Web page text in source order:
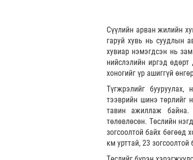
Сүүлийн арван жилийн
гаруй хувь нь суудлын
хувиар нэмэгдсэн нь
нийслэлийн иргэд
хоногийг үр ашиггүй
Түгжрэлийг бууруулах,
тээврийн шинэ төрлийг
тавин ажиллаж байна.
төлөвлөсөн. Төслийн
зогсоолтой байх бөгөөд
км урттай, 23